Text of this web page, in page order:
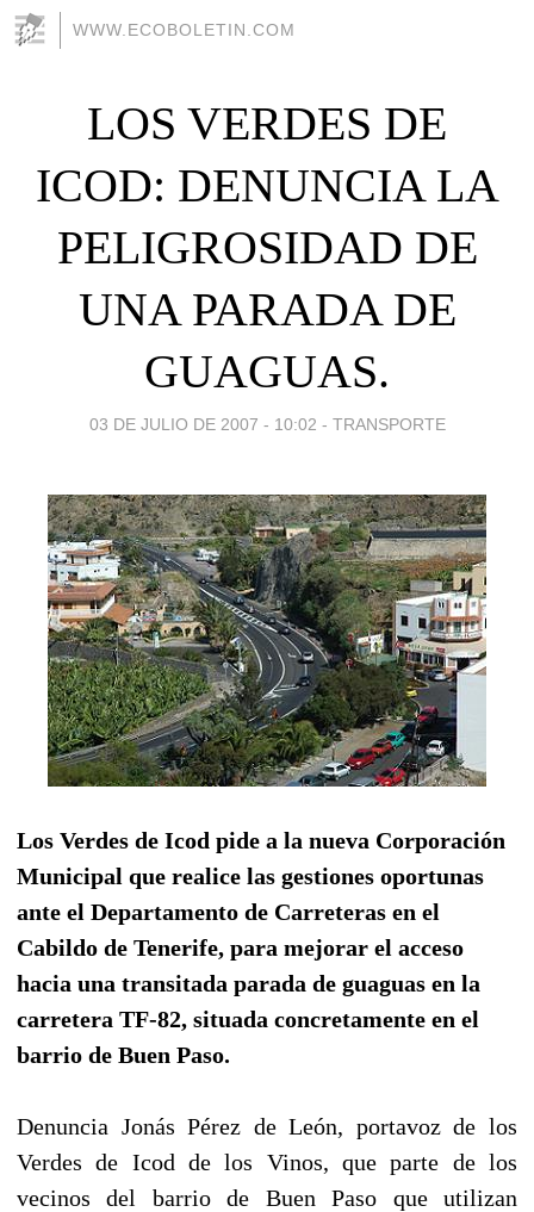
WWW.ECOBOLETIN.COM
LOS VERDES DE
ICOD: DENUNCIA LA
PELIGROSIDAD DE
UNA PARADA DE
GUAGUAS.
03 DE JULIO DE 2007 - 10:02 - TRANSPORTE
Los Verdes de Icod pide a la nueva Corporación
Municipal que realice las gestiones oportunas
ante el Departamento de Carreteras en el
Cabildo de Tenerife, para mejorar el acceso
hacia una transitada parada de guaguas en la
carretera TF-82, situada concretamente en el
barrio de Buen Paso.
Denuncia Jonás Pérez de León, portavoz de los
Verdes de Icod de los Vinos, que parte de los
vecinos del barrio de Buen Paso que utilizan